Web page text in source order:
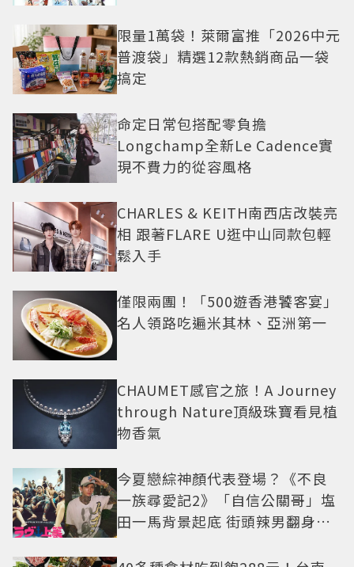
限量1萬袋！萊爾富推「2026中元
普渡袋」精選12款熱銷商品一袋
搞定
命定日常包搭配零負擔
Longchamp全新Le Cadence實
現不費力的從容風格
CHARLES & KEITH南西店改裝亮
相 跟著FLARE U逛中山同款包輕
鬆入手
僅限兩團！「500遊香港饕客宴」
名人領路吃遍米其林、亞洲第一
CHAUMET感官之旅！A Journey
through Nature頂級珠寶看見植
物香氣
今夏戀綜神顏代表登場？《不良
一族尋愛記2》「自信公關哥」塩
田一馬背景起底 街頭辣男翻身當